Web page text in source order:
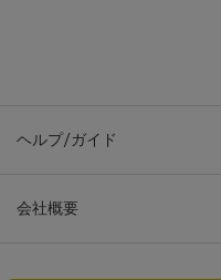
ヘルプ/ガイド
会社概要